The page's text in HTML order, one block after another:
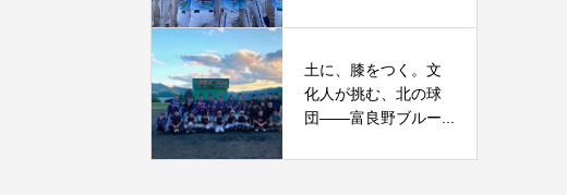
土に、膝をつく。文
化人が挑む、北の球
団――富良野ブルー...